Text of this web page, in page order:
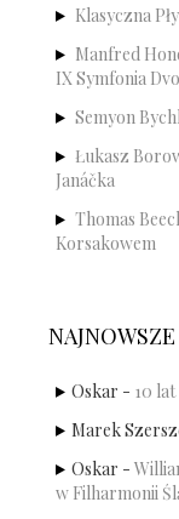
Klasyczna
Manfred
IX Symfonia
Semyon
Łukasz
Janáčka
Thomas
Korsakowem
Oskar - 10
Marek
Oskar -
w Filharmonii